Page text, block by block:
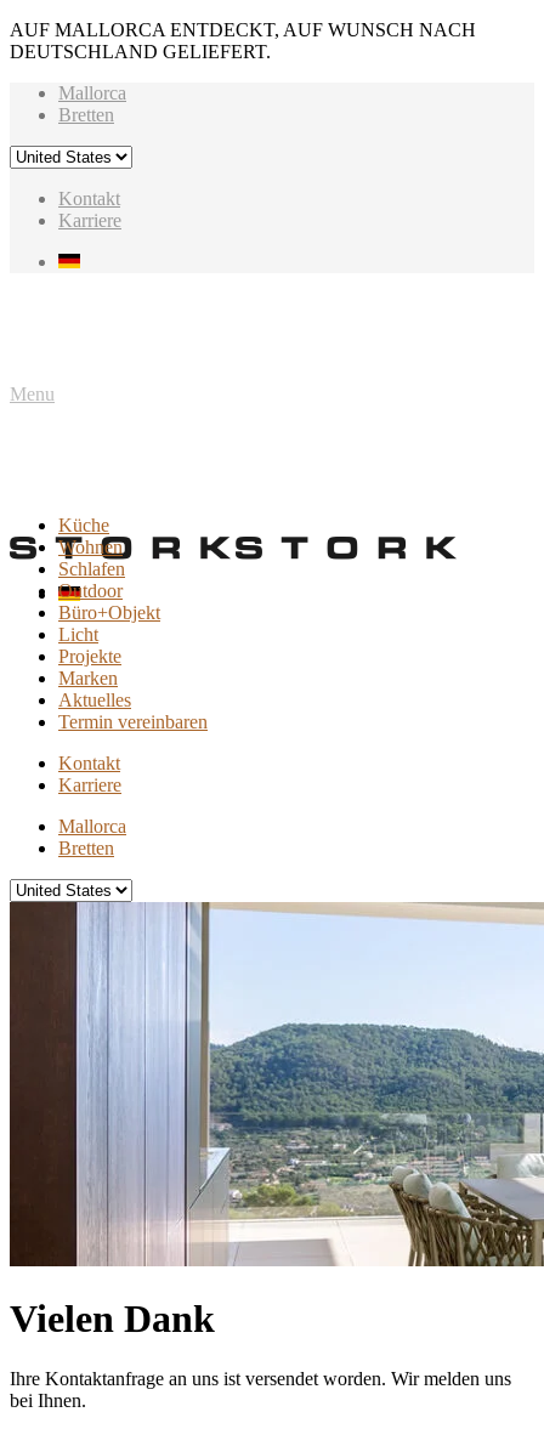
AUF MALLORCA ENTDECKT, AUF WUNSCH NACH
DEUTSCHLAND GELIEFERT.
Mallorca
Bretten
Kontakt
Karriere
Menu
Küche
Wohnen
Schlafen
Outdoor
Büro+Objekt
Licht
Projekte
Marken
Aktuelles
Termin vereinbaren
Kontakt
Karriere
Mallorca
Bretten
Vielen Dank
Ihre Kontaktanfrage an uns ist versendet worden. Wir melden uns
bei Ihnen.